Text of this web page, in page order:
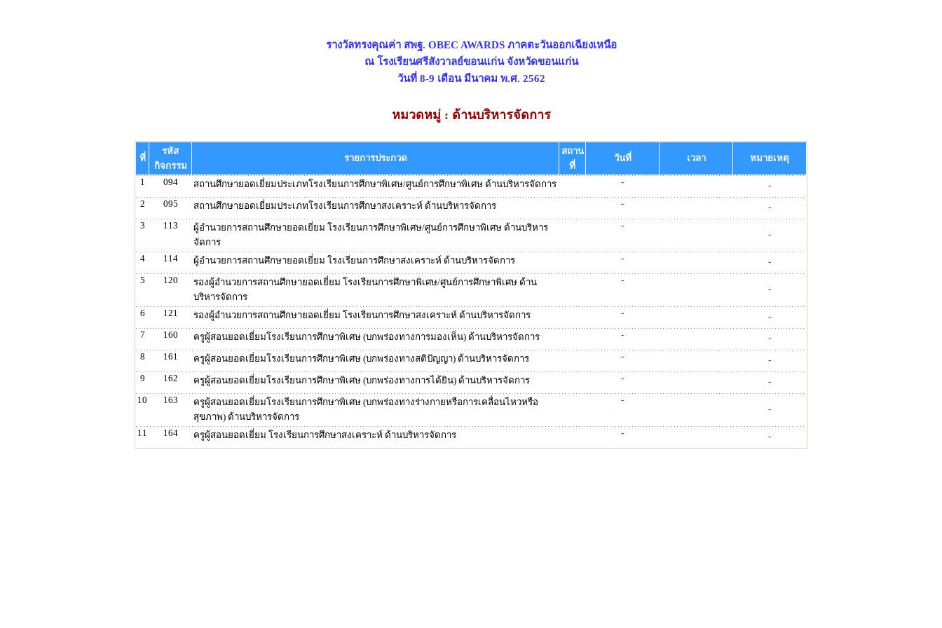
รางวัลทรงคุณค่า สพฐ. OBEC AWARDS ภาคตะวันออกเฉียงเหนือ
ณ โรงเรียนศรีสังวาลย์ขอนแก่น จังหวัดขอนแก่น
วันที่ 8-9 เดือน มีนาคม พ.ศ. 2562
หมวดหมู่ : ด้านบริหารจัดการ
ที่
รหัส
กิจกรรม
รายการประกวด
สถาน
ที่
วันที่ เวลา หมายเหตุ
1 094 สถานศึกษายอดเยี่ยมประเภทโรงเรียนการศึกษาพิเศษ/ศูนย์การศึกษาพิเศษ ด้านบริหารจัดการ -
-
2
095 สถานศึกษายอดเยี่ยมประเภทโรงเรียนการศึกษาสงเคราะห์ ด้านบริหารจัดการ -
-
3
113
ผู้อำนวยการสถานศึกษายอดเยี่ยม โรงเรียนการศึกษาพิเศษ/ศูนย์การศึกษาพิเศษ ด้านบริหาร
จัดการ
-
-
4 114 ผู้อำนวยการสถานศึกษายอดเยี่ยม โรงเรียนการศึกษาสงเคราะห์ ด้านบริหารจัดการ -
-
5
120
รองผู้อำนวยการสถานศึกษายอดเยี่ยม โรงเรียนการศึกษาพิเศษ/ศูนย์การศึกษาพิเศษ ด้าน
บริหารจัดการ
-
-
6 121 รองผู้อำนวยการสถานศึกษายอดเยี่ยม โรงเรียนการศึกษาสงเคราะห์ ด้านบริหารจัดการ -
-
7
160 ครูผู้สอนยอดเยี่ยมโรงเรียนการศึกษาพิเศษ (บกพร่องทางการมองเห็น) ด้านบริหารจัดการ -
-
8
161 ครูผู้สอนยอดเยี่ยมโรงเรียนการศึกษาพิเศษ (บกพร่องทางสติปัญญา) ด้านบริหารจัดการ -
-
9
162 ครูผู้สอนยอดเยี่ยมโรงเรียนการศึกษาพิเศษ (บกพร่องทางการได้ยิน) ด้านบริหารจัดการ -
-
10
163
ครูผู้สอนยอดเยี่ยมโรงเรียนการศึกษาพิเศษ (บกพร่องทางร่างกายหรือการเคลื่อนไหวหรือ
สุขภาพ) ด้านบริหารจัดการ
-
-
11 164 ครูผู้สอนยอดเยี่ยม โรงเรียนการศึกษาสงเคราะห์ ด้านบริหารจัดการ - -